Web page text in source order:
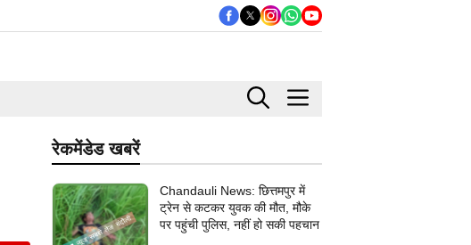
रेकमेंडेड खबरें
Chandauli News: छित्तमपुर में
ट्रेन से कटकर युवक की मौत, मौके
पर पहुंची पुलिस, नहीं हो सकी पहचान